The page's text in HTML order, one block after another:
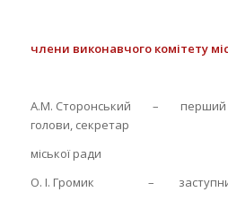
члени виконавчого комітету
А.М. Сторонський – перший
голови, секретар
міської ради
О. І. Громик – заступник